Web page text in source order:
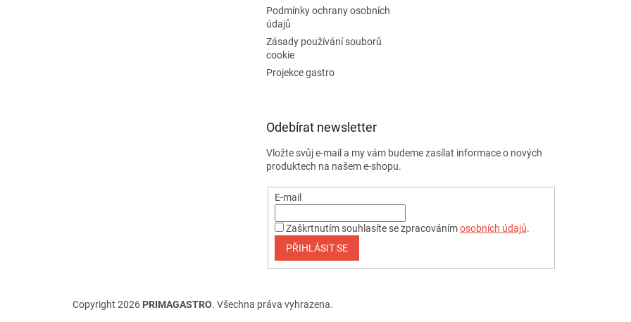
Podmínky ochrany osobních
údajů
Zásady používání souborů
cookie
Projekce gastro
Odebírat newsletter
Vložte svůj e-mail a my vám budeme zasílat informace o nových
produktech na našem e-shopu.
E-mail
Zaškrtnutím souhlasíte se zpracovánímosobních údajů.
PŘIHLÁSIT SE
Copyright 2026 PRIMAGASTRO. Všechna práva vyhrazena.